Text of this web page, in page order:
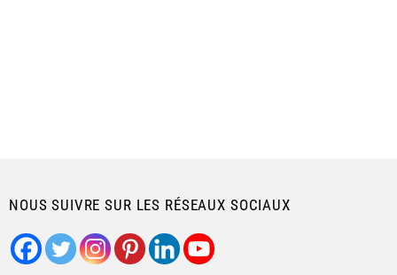
NOUS SUIVRE SUR LES RÉSEAUX SOCIAUX